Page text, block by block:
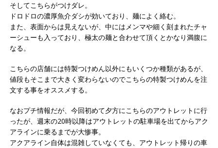
そしてこちらがつけダレ。
ドロドロの濃厚魚介ダシが効いており、麺によく絡む。
また、表面からは見えないが、中にはメンマや細く刻まれたチャ
ーシューも入っており、極太の麺と合わせて頂くとかなり満腹に
なる。
こちらの店舗には特製つけめん以外にもいくつか種類があるが、
値段もそこまで大きく変わらないのでこちらの特製つけめんを注
文する事をオススメする。
なおプチ情報だが、今回初めて夕方にこちらのアウトレットに行
ったが、週末の20時以降はアウトレットの駐車場を出てからアク
アラインに乗るまでが大惨事。
アクアライン自体は混雑していなくても、アウトレット帰りの車